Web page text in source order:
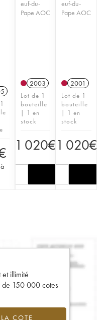
euf-du-
Pape AOC
2003
Lot de 1
bouteille
| 1 en
stock
1 020€
euf-du-
Pape AOC
2001
Lot de 1
bouteille
| 1 en
stock
1 020€
illimité
de 150 000 cotes
COTE